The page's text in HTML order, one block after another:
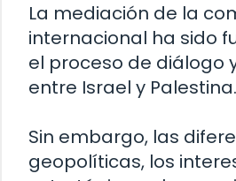
La mediación de la
internacional ha sido
el proceso de diálogo
entre Israel y Palestina.
Sin embargo, las
geopolíticas, los